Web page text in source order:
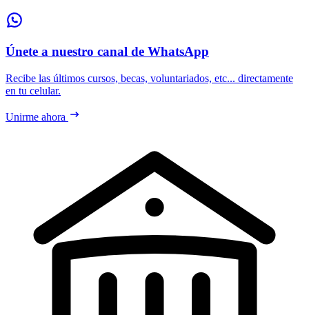
Únete a nuestro canal de WhatsApp
Recibe las últimos cursos, becas, voluntariados, etc... directamente
en tu celular.
Unirme ahora